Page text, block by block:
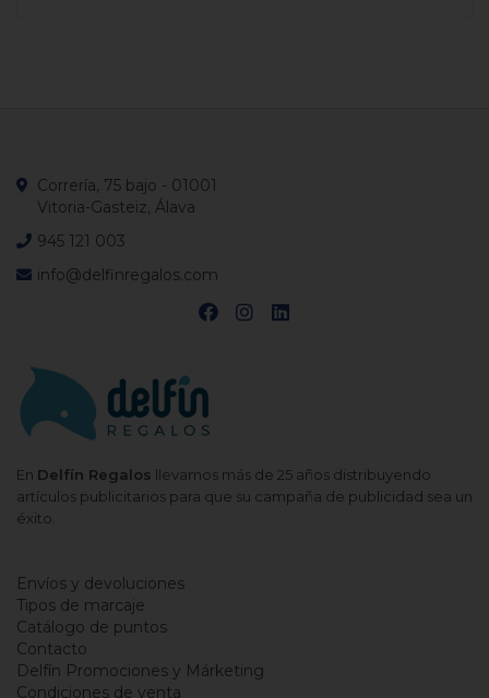
En Delfín Regalos llevamos más de 25 años distribuyendo
artículos publicitarios para que su campaña de publicidad sea un
éxito.
Correría, 75 bajo - 01001
Vitoria-Gasteiz, Álava
945 121 003
info@delfinregalos.com
Envíos y devoluciones
Tipos de marcaje
Catálogo de puntos
Contacto
Delfín Promociones y Márketing
Condiciones de venta